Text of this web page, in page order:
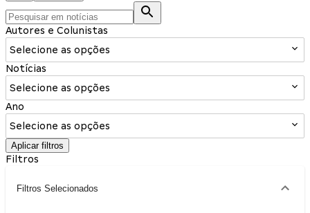
Autores e Colunistas
Selecione as opções
Notícias
Selecione as opções
Ano
Selecione as opções
Aplicar filtros
Filtros
Filtros Selecionados